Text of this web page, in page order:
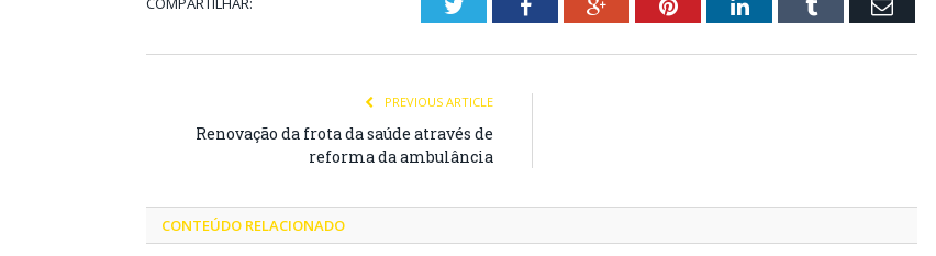
TwitterFacebookGoogle+PinterestLinkedInTumblr Email
PREVIOUS ARTICLE
Renovação da frota da saúde através de
reforma da ambulância
CONTEÚDO RELACIONADO